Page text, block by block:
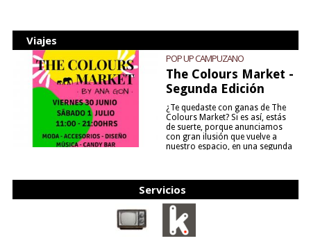
Viajes
POP UP CAMPUZANO
The Colours Market -
Segunda Edición
¿Te quedaste con ganas de The
Colours Market? Si es así, estás
de suerte, porque anunciamos
con gran ilusión que vuelve a
nuestro espacio, en una segunda
Servicios